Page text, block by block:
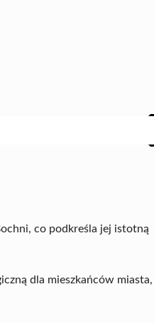
co podkreśla jej istotną
dla mieszkańców miasta,